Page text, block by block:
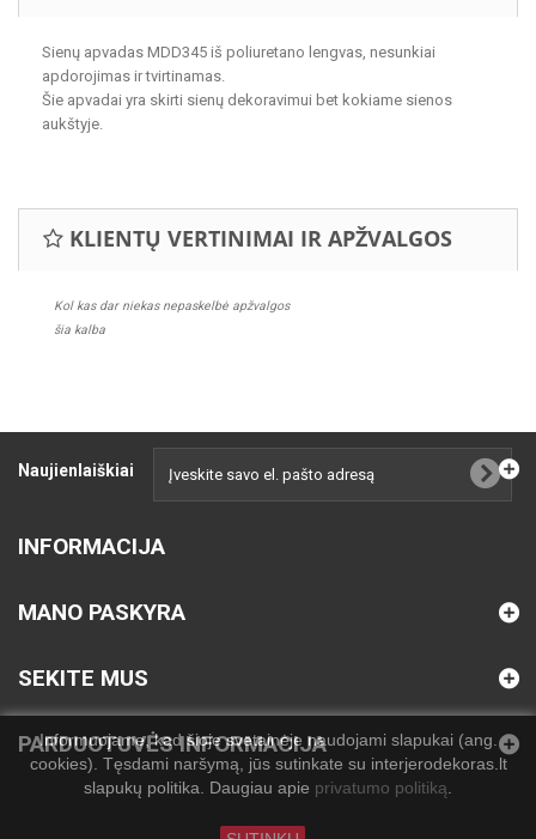
Informuojame, kad šioje svetainėje naudojami slapukai (ang.
cookies). Tęsdami naršymą, jūs sutinkate su interjerodekoras.lt
slapukų politika. Daugiau apie privatumo politiką
Sienų apvadas MDD345 iš poliuretano lengvas, nesunkiai
apdorojimas ir tvirtinamas.
Šie apvadai yra skirti sienų dekoravimui bet kokiame sienos
aukštyje.
KLIENTŲ VERTINIMAI IR APŽVALGOS
Kol kas dar niekas nepaskelbė apžvalgos
šia kalba
Naujienlaiškiai
INFORMACIJA
MANO PASKYRA
SEKITE MUS
PARDUOTUVĖS INFORMACIJA